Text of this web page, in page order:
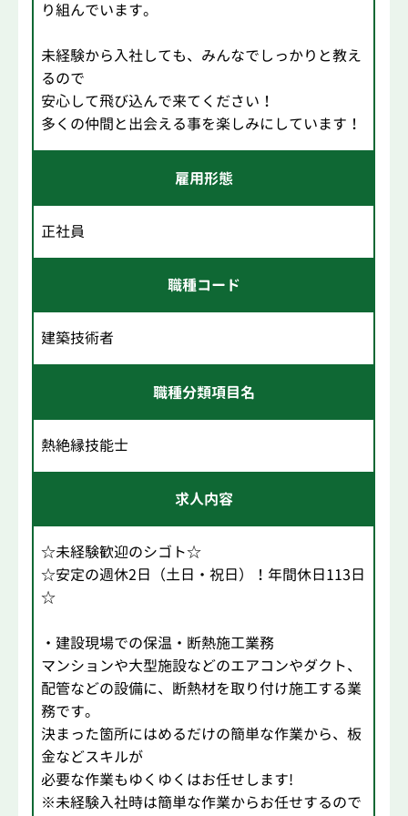
り組んでいます。
未経験から入社しても、みんなでしっかりと教え
るので
安心して飛び込んで来てください！
多くの仲間と出会える事を楽しみにしています！
雇用形態
正社員
職種コード
建築技術者
職種分類項目名
熱絶縁技能士
求人内容
☆未経験歓迎のシゴト☆
☆安定の週休2日（土日・祝日）！年間休日113日
☆
・建設現場での保温・断熱施工業務
マンションや大型施設などのエアコンやダクト、
配管などの設備に、断熱材を取り付け施工する業
務です。
決まった箇所にはめるだけの簡単な作業から、板
金などスキルが
必要な作業もゆくゆくはお任せします!
※未経験入社時は簡単な作業からお任せするので